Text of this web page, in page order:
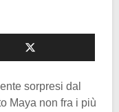
sorpresi dal
Maya non fra i più